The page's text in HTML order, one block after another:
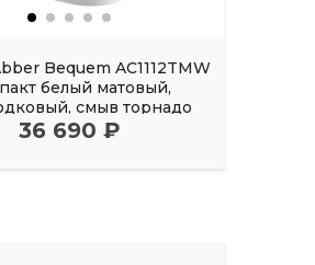
Bequem AC1112TMW
белый матовый,
смыв торнадо
36 690 ₽